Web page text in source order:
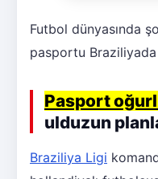
Futbol dünyasında
pasportu Braziliyada
Pasport
ulduzun
Braziliya Ligi